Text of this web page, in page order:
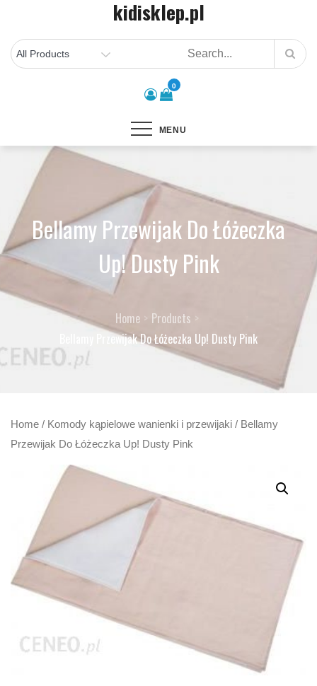
content
kidisklep.pl
0
MENU
Bellamy Przewijak Do Łóżeczka
Up! Dusty Pink
Home
Products
Bellamy Przewijak Do Łóżeczka Up! Dusty Pink
Home / Komody kąpielowe wanienki i przewijaki / Bellamy
Przewijak Do Łóżeczka Up! Dusty Pink